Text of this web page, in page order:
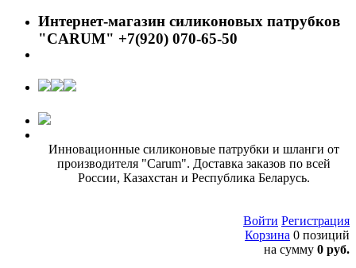
Интернет-магазин силиконовых патрубков
"CARUM" +7(920) 070-65-50
Инновационные силиконовые патрубки и шланги от
производителя "Carum". Доставка заказов по всей
России, Казахстан и Республика Беларусь.
Войти Регистрация
Корзина 0 позиций
на сумму 0 руб.